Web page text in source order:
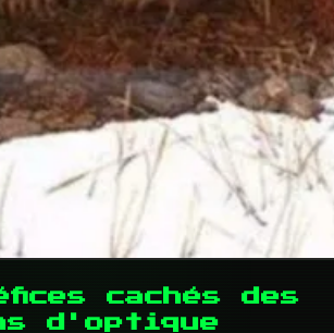
cachés des
d'optique